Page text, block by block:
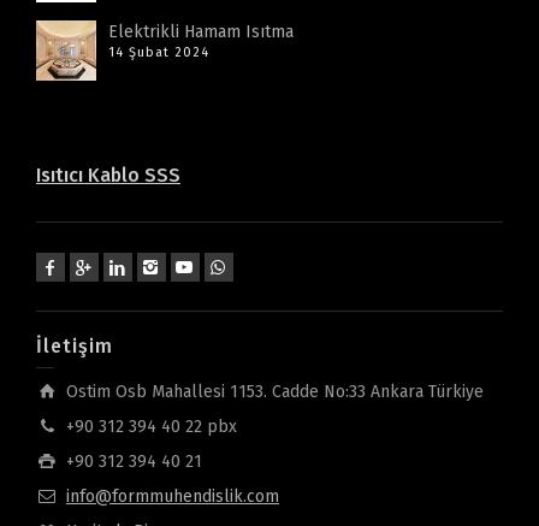
Elektrikli Hamam Isıtma
14 Şubat 2024
Isıtıcı Kablo SSS
İletişim
Ostim Osb Mahallesi 1153. Cadde No:33 Ankara Türkiye
+90 312 394 40 22 pbx
+90 312 394 40 21
info@formmuhendislik.com